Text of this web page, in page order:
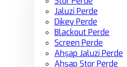
Jaluzi Perde
Dikey Perde
Blackout Perde
Screen Perde
Ahşap Jaluzi Perde
Ahşap Stor Perde